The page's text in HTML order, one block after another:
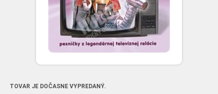
TOVAR JE DOČASNE VYPREDANÝ.